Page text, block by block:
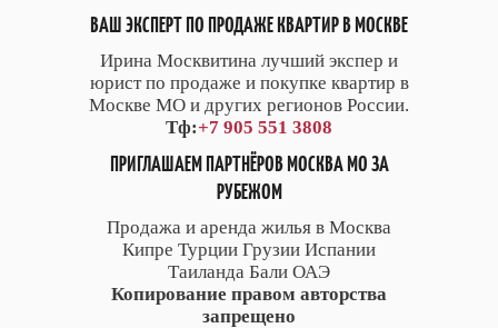
ВАШ ЭКСПЕРТ ПО ПРОДАЖЕ КВАРТИР В МОСКВЕ
Ирина Москвитина лучший экспер и
юрист по продаже и покупке квартир в
Москве МО и других регионов России.
Тф:+7 905 551 3808
ПРИГЛАШАЕМ ПАРТНЁРОВ МОСКВА МО ЗА
РУБЕЖОМ
Продажа и аренда жилья в Москва
Кипре Турции Грузии Испании
Таиланда Бали ОАЭ
Копирование правом авторства
запрещено